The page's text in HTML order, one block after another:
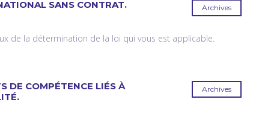
Archives
SANS CONTRAT.
de la détermination de la loi qui vous est applicable.
Archives
DE COMPÉTENCE LIÉS À